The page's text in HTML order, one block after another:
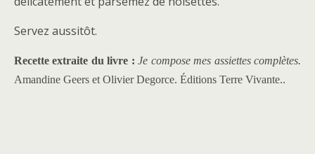
Servez aussitôt.
Recette extraite du livre :Je compose mes assiettes complètes.
Amandine Geers et Olivier Degorce. Éditions Terre Vivante..